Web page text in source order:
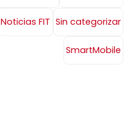
Noticias FIT Sin categorizar
SmartMobile